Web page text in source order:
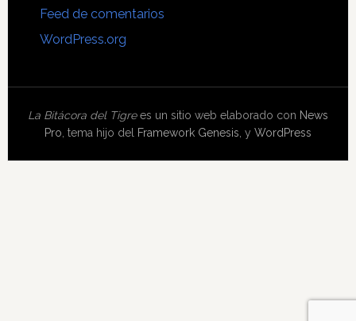
Feed de comentarios
WordPress.org
La Bitácora del Tigrees un sitio web elaborado con News
Pro , tema hijo del Framework Genesis , y WordPress